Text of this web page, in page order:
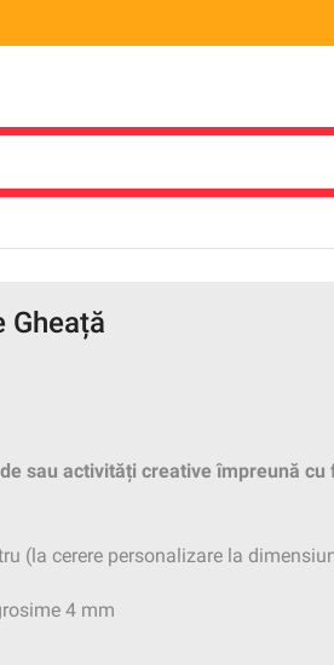
Gheață
sau activități creative împreună cu
(la cerere personalizare la
4 mm